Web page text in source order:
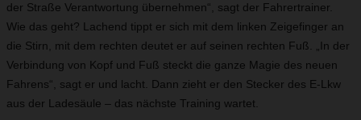
der Straße Verantwortung übernehmen“, sagt der Fahrertrainer.
Wie das geht? Lachend tippt er sich mit dem linken Zeigefinger an
die Stirn, mit dem rechten deutet er auf seinen rechten Fuß. „In der
Verbindung von Kopf und Fuß steckt die ganze Magie des neuen
Fahrens“, sagt er und lacht. Dann zieht er den Stecker des E-Lkw
aus der Ladesäule – das nächste Training wartet.